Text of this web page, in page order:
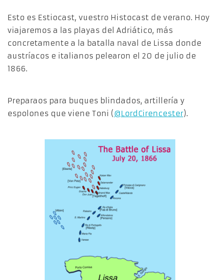
Esto es Estiocast, vuestro Histocast de verano. Hoy
viajaremos a las playas del Adriático, más
concretamente a la batalla naval de Lissa donde
austríacos e italianos pelearon el 20 de julio de
1866.
Preparaos para buques blindados, artillería y
espolones que viene Toni (@LordCirencester).